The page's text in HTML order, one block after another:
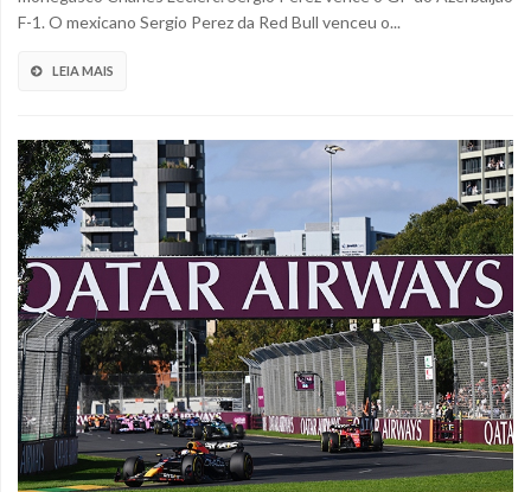
F-1. O mexicano Sergio Perez da Red Bull venceu o...
LEIA MAIS